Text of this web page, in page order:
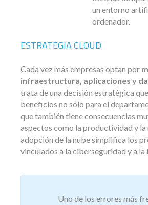
un entorno
ordenador.
ESTRATEGIA CLOUD
Cada vez más empresas optan por
infraestructura, aplicaciones y
trata de una decisión estratégica
beneficios no sólo para el
que también tiene consecuencias
aspectos como la productividad y
adopción de la nube simplifica los
vinculados a la ciberseguridad y a
Uno de los errores más